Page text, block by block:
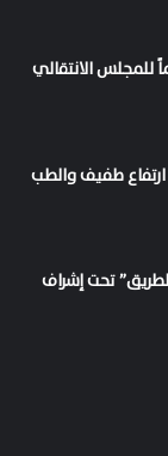
الانتقالي
المرحلة الأولى 2025.. ارتفاع طفيف والطب
تحت إشراف